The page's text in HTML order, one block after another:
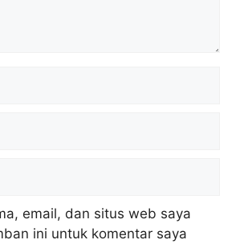
email, dan situs web saya
ini untuk komentar saya